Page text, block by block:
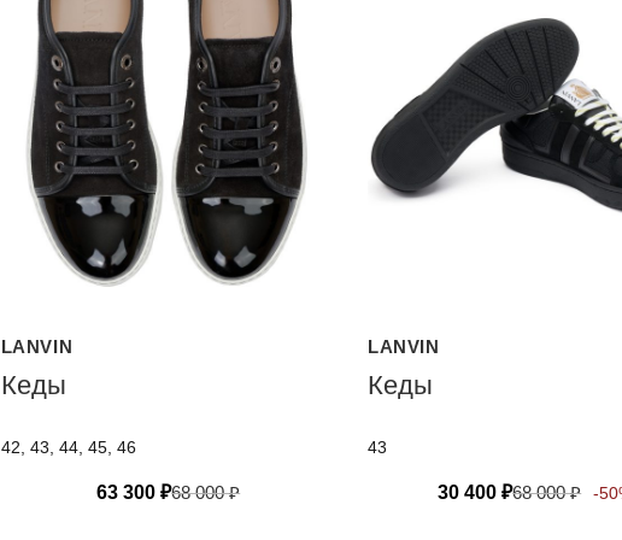
LANVIN
Кеды
42, 43, 44, 45, 46
68 000₽
63 300₽
LANVIN
Кеды
43
30 400₽68 000₽ -